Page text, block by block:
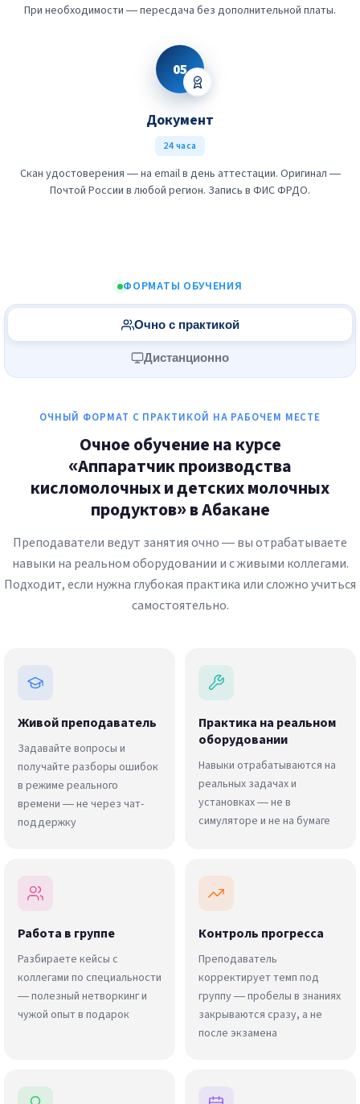
При необходимости — пересдача без дополнительной платы.
05
Документ
24 часа
Скан удостоверения — на email в день аттестации. Оригинал —
Почтой России в любой регион. Запись в ФИС ФРДО.
ФОРМАТЫ ОБУЧЕНИЯ
Очно с практикой
Дистанционно
ОЧНЫЙ ФОРМАТ С ПРАКТИКОЙ НА РАБОЧЕМ МЕСТЕ
Очное обучение на курсе
«Аппаратчик производства
кисломолочных и детских молочных
продуктов» в Абакане
Преподаватели ведут занятия очно — вы отрабатываете
навыки на реальном оборудовании и с живыми коллегами.
Подходит, если нужна глубокая практика или сложно учиться
самостоятельно.
Живой преподаватель
Задавайте вопросы и
получайте разборы ошибок
в режиме реального
времени — не через чат-
поддержку
Практика на реальном
оборудовании
Навыки отрабатываются на
реальных задачах и
установках — не в
симуляторе и не на бумаге
Работа в группе
Разбираете кейсы с
коллегами по специальности
— полезный нетворкинг и
чужой опыт в подарок
Контроль прогресса
Преподаватель
корректирует темп под
группу — пробелы в знаниях
закрываются сразу, а не
после экзамена